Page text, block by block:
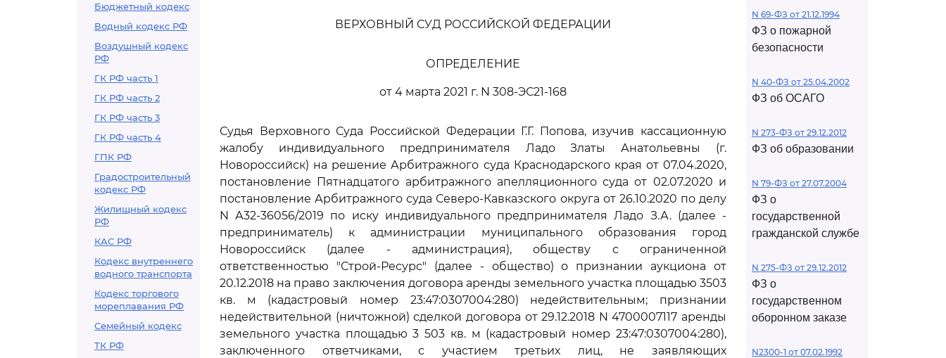
Бюджетный кодекс
Водный кодекс РФ
Воздушный кодекс
РФ
ГК РФ часть 1
ГК РФ часть 2
ГК РФ часть 3
ГК РФ часть 4
ГПК РФ
Градостроительный
кодекс РФ
Жилищный кодекс
РФ
КАС РФ
Кодекс внутреннего
водного транспорта
Кодекс торгового
мореплавания РФ
Семейный кодекс
ТК РФ
ВЕРХОВНЫЙ СУД РОССИЙСКОЙ ФЕДЕРАЦИИ
ОПРЕДЕЛЕНИЕ
от 4 марта 2021 г. N 308-ЭС21-168
Судья Верховного Суда Российской Федерации Г.Г. Попова, изучив кассационную
жалобу индивидуального предпринимателя Ладо Златы Анатольевны (г.
Новороссийск) на решение Арбитражного суда Краснодарского края от 07.04.2020,
постановление Пятнадцатого арбитражного апелляционного суда от 02.07.2020 и
постановление Арбитражного суда Северо-Кавказского округа от 26.10.2020 по делу
N А32-36056/2019 по иску индивидуального предпринимателя Ладо З.А. (далее -
предприниматель) к администрации муниципального образования город
Новороссийск (далее - администрация), обществу с ограниченной
ответственностью "Строй-Ресурс" (далее - общество) о признании аукциона от
20.12.2018 на право заключения договора аренды земельного участка площадью 3503
кв. м (кадастровый номер 23:47:0307004:280) недействительным; признании
недействительной (ничтожной) сделкой договора от 29.12.2018 N 4700007117 аренды
земельного участка площадью 3 503 кв. м (кадастровый номер 23:47:0307004:280),
заключенного ответчиками, с участием третьих лиц, не заявляющих
N 69-ФЗ от 21.12.1994
ФЗ о пожарной
безопасности
N 40-ФЗ от 25.04.2002
ФЗ об ОСАГО
N 273-ФЗ от 29.12.2012
ФЗ об образовании
N 79-ФЗ от 27.07.2004
ФЗ о
государственной
гражданской службе
N 275-ФЗ от 29.12.2012
ФЗ о
государственном
оборонном заказе
N2300-1 от 07.02.1992